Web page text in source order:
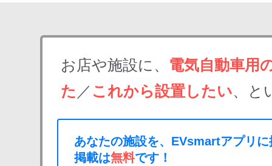
お店や施設に、 電気自動車用
た ／ これから設置したい、と
あなたの施設を、EVsmartアプリ
掲載は無料です！